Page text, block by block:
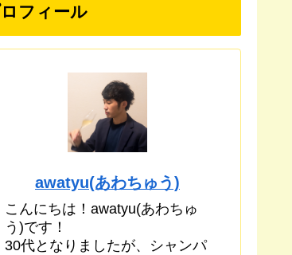
フィール
awatyu(あわちゅう)
こんにちは！awatyu(あわちゅ
う)です！
30代となりましたが、シャンパ